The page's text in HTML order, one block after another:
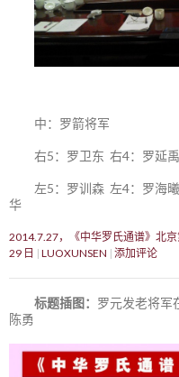
中：罗箭将军
右5：罗卫东 右4：罗延
左5：罗训森 左4：罗海
华
2014.7.27，《中华罗氏通谱》北
29 日
LUOXUNSEN 添加评论
标题插图： 罗元发老将
陈勇